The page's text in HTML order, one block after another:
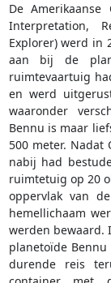
De Amerikaanse
Interpretation,
Explorer) werd in
aan bij de
ruimtevaartuig
en werd
waaronder
Bennu is maar
500 meter. Nadat
nabij had
ruimtetuig op 20
oppervlak van
hemellichaam
werden bewaard.
planetoïde
durende reis